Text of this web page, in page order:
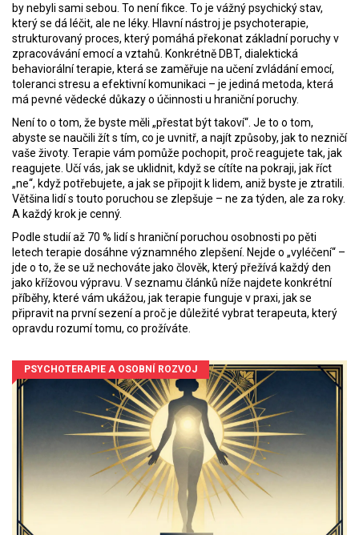
by nebyli sami sebou. To není fikce. To je vážný psychický stav,
který se dá léčit, ale ne léky. Hlavní nástroj je psychoterapie,
strukturovaný proces, který pomáhá překonat základní poruchy v
zpracovávání emocí a vztahů . Konkrétně DBT, dialektická
behaviorální terapie, která se zaměřuje na učení zvládání emocí,
toleranci stresu a efektivní komunikaci – je jediná metoda, která
má pevné vědecké důkazy o účinnosti u hraniční poruchy.
Není to o tom, že byste měli „přestat být takoví“. Je to o tom,
abyste se naučili žít s tím, co je uvnitř, a najít způsoby, jak to nezničí
vaše životy. Terapie vám pomůže pochopit, proč reagujete tak, jak
reagujete. Učí vás, jak se uklidnit, když se cítíte na pokraji, jak říct
„ne“, když potřebujete, a jak se připojit k lidem, aniž byste je ztratili.
Většina lidí s touto poruchou se zlepšuje – ne za týden, ale za roky.
A každý krok je cenný.
Podle studií až 70 % lidí s hraniční poruchou osobnosti po pěti
letech terapie dosáhne významného zlepšení. Nejde o „vyléčení“ –
jde o to, že se už nechováte jako člověk, který přežívá každý den
jako křížovou výpravu. V seznamu článků níže najdete konkrétní
příběhy, které vám ukážou, jak terapie funguje v praxi, jak se
připravit na první sezení a proč je důležité vybrat terapeuta, který
opravdu rozumí tomu, co prožíváte.
PSYCHOTERAPIE A OSOBNÍ ROZVOJ